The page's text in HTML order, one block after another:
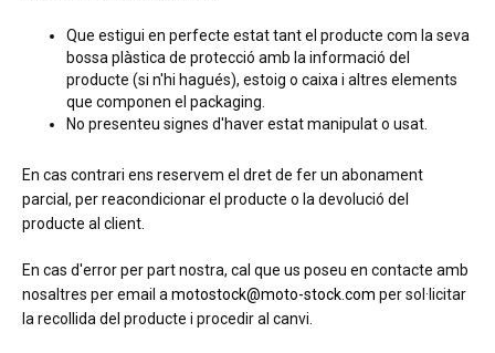
Que estigui en perfecte estat tant el producte com la seva
bossa plàstica de protecció amb la informació del
producte (si n'hi hagués), estoig o caixa i altres elements
que componen el packaging.
No presenteu signes d'haver estat manipulat o usat.
En cas contrari ens reservem el dret de fer un abonament
parcial, per reacondicionar el producte o la devolució del
producte al client.
En cas d'error per part nostra, cal que us poseu en contacte amb
nosaltres per email a motostock@moto-stock.com per sol·licitar
la recollida del producte i procedir al canvi.